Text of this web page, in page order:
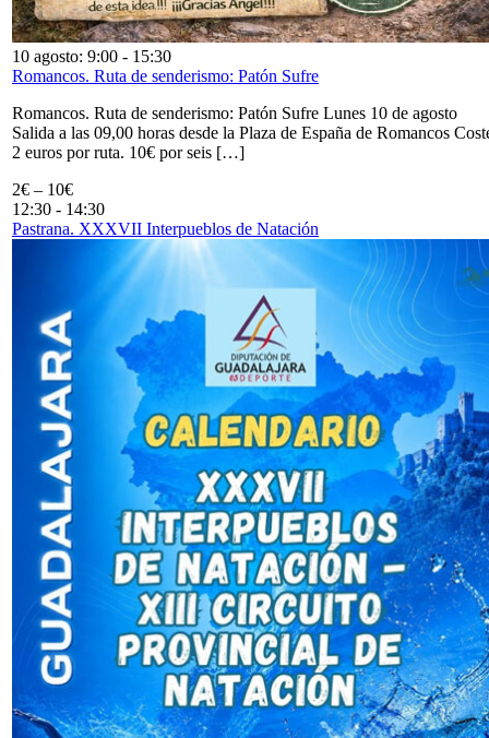
10 agosto: 9:00 - 15:30
Romancos. Ruta de senderismo: Patón Sufre
Romancos. Ruta de senderismo: Patón Sufre Lunes 10 de agosto
Salida a las 09,00 horas desde la Plaza de España de Romancos
2 euros por ruta. 10€ por seis […]
2€ – 10€
12:30 - 14:30
Pastrana. XXXVII Interpueblos de Natación